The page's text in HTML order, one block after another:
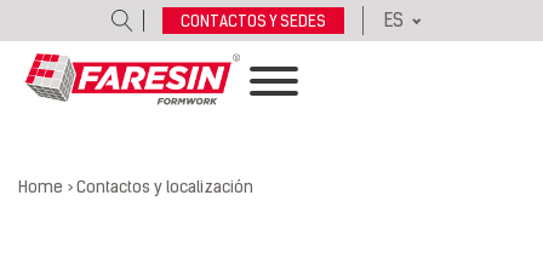
CONTACTOS Y SEDES ES
Home >Contactos y localización